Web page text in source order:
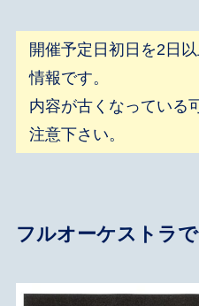
開催予定日初日を2日
情報です。
内容が古くなっている
注意下さい。
フルオーケストラ